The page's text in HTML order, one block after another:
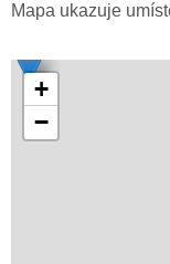
Mapa ukazuje
+
−